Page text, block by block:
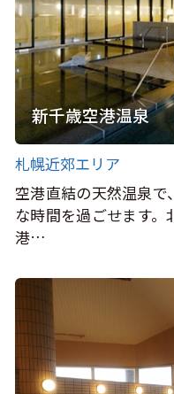
新千歳空港温泉
札幌近郊エリア
空港直結の天然温泉
な時間を過ごせます
港…